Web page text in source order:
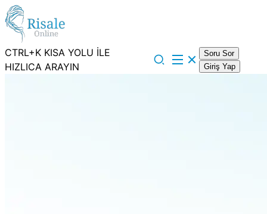
CTRL+K KISA YOLU İLE
HIZLICA ARAYIN
Soru Sor
Giriş Yap